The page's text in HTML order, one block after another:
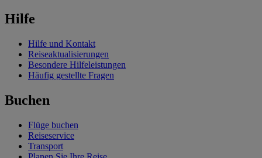
Hilfe
Hilfe und Kontakt
Reiseaktualisierungen
Besondere Hilfeleistungen
Häufig gestellte Fragen
Buchen
Flüge buchen
Reiseservice
Transport